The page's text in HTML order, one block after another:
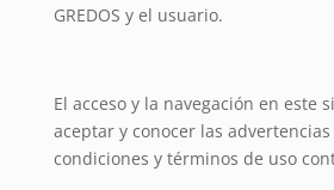
GREDOS y el usuario.
El acceso y la navegación en este
aceptar y conocer las advertencias
condiciones y términos de uso